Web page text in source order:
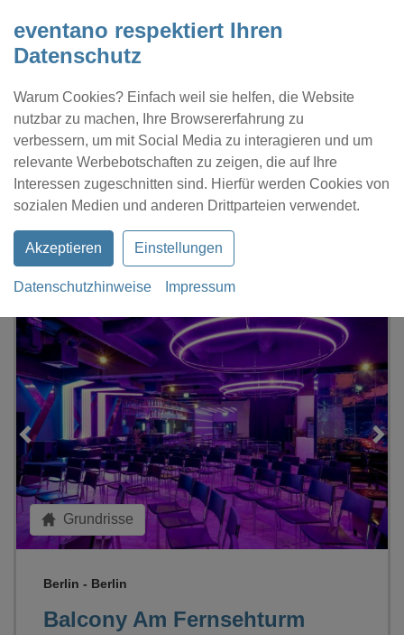
eventano respektiert Ihren
Datenschutz
Warum Cookies? Einfach weil sie helfen, die Website
nutzbar zu machen, Ihre Browsererfahrung zu
verbessern, um mit Social Media zu interagieren und um
relevante Werbebotschaften zu zeigen, die auf Ihre
Interessen zugeschnitten sind. Hierfür werden Cookies von
sozialen Medien und anderen Drittparteien verwendet.
Akzeptieren Einstellungen
Datenschutzhinweise Impressum
Kontakt Location eintragen Profil
Balcony Am Fernsehturm
Loading...
Grundrisse
Balcony Am Fernsehturm
Berlin - Berlin